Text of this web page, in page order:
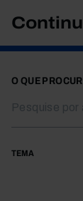
O QUE
TEMA